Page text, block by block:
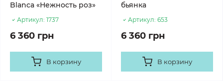
Blanca «Нежность роз»
Артикул: 1737
6 360 грн
В корзину
бьянка
Артикул: 653
6 360 грн
В корзину